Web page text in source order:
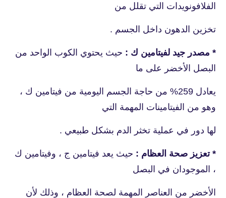
الفلافونويدات التي تقلل من
تخزين الدهون داخل الجسم .
* مصدر جيد لفيتامين ك : حيث يحتوي الكوب الواحد من
البصل الأخضر على ما
يعادل 259% من حاجة الجسم اليومية من فيتامين ك ،
وهو من الفيتامينات المهمة التي
لها دور في عملية تخثر الدم بشكل طبيعي .
* تعزيز صحة العظام : حيث يعد فيتامين ج ، وفيتامين ك
، الموجودان في البصل
الأخضر من العناصر المهمة لصحة العظام ، وذلك لأن